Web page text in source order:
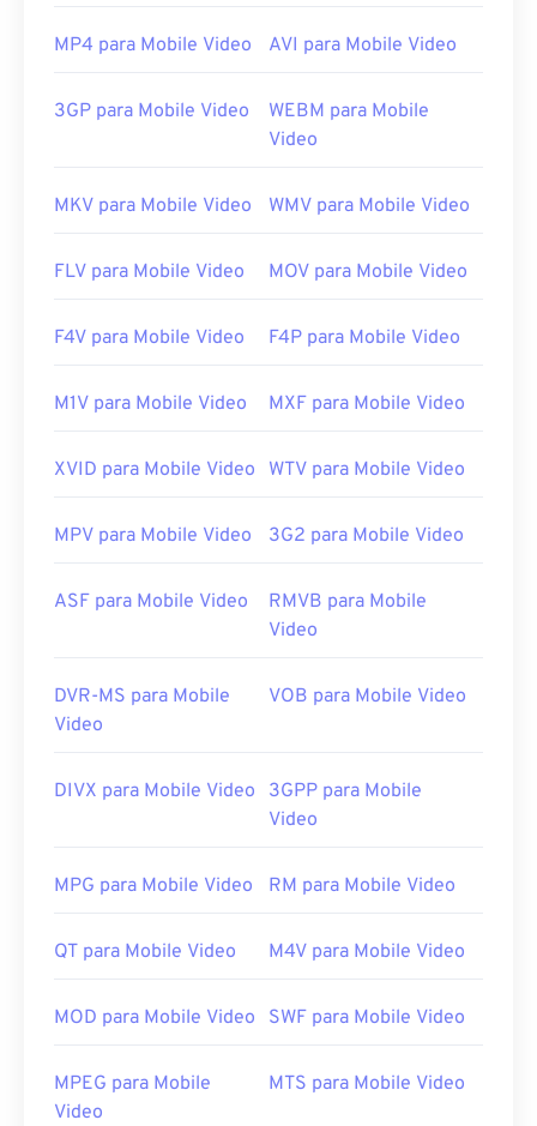
MP4 para Mobile Video AVI para Mobile Video
3GP para Mobile Video
WEBM para Mobile
Video
MKV para Mobile Video WMV para Mobile Video
FLV para Mobile Video MOV para Mobile Video
F4V para Mobile Video F4P para Mobile Video
M1V para Mobile Video MXF para Mobile Video
XVID para Mobile Video WTV para Mobile Video
MPV para Mobile Video 3G2 para Mobile Video
ASF para Mobile Video
RMVB para Mobile
Video
DVR-MS para Mobile
Video
VOB para Mobile Video
DIVX para Mobile Video
3GPP para Mobile
Video
MPG para Mobile Video RM para Mobile Video
QT para Mobile Video M4V para Mobile Video
MOD para Mobile Video SWF para Mobile Video
MPEG para Mobile
Video
MTS para Mobile Video